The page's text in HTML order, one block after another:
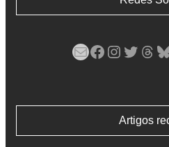
Mail Facebook Instagram Twitter Threads Bluesky
Artigos